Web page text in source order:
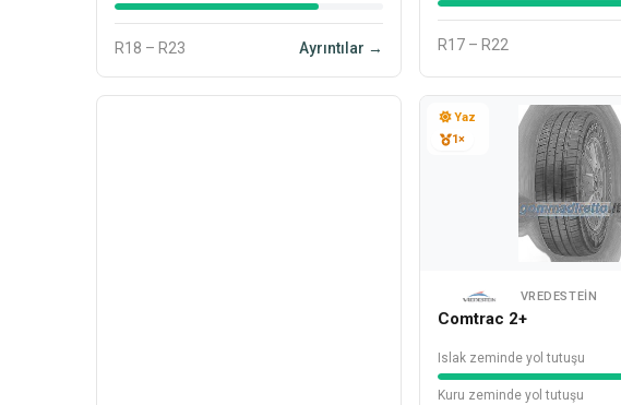
R18 – R23 Ayrıntılar → R17 – R22
Yaz
1×
VREDESTEIN
Comtrac 2+
Islak zeminde yol tutuşu
Kuru zeminde yol tutuşu